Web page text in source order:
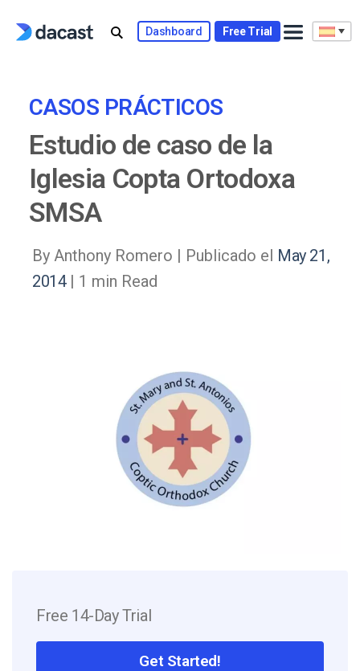
Dashboard Free Trial
CASOS PRÁCTICOS
Estudio de caso de la
Iglesia Copta Ortodoxa
SMSA
By Anthony Romero | Publicado el May 21,
2014| 1 min Read
Free 14-Day Trial
Get Started!